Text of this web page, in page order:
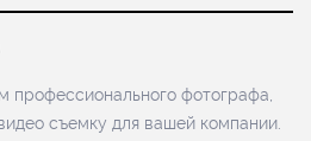
профессионального фотографа,
съемку для вашей компании.